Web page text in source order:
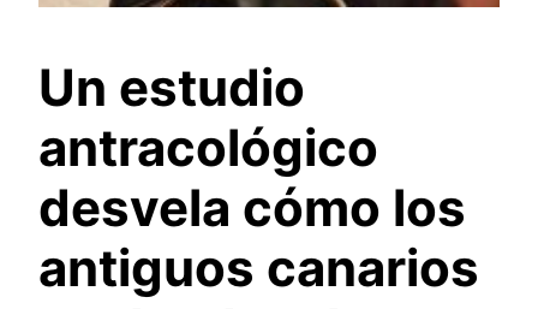
Un estudio
antracológico
desvela cómo los
antiguos canarios